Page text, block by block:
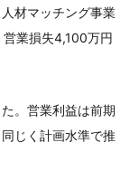
材マッチング事業
業損失4,100万円
。営業利益は前期
じく計画水準で推